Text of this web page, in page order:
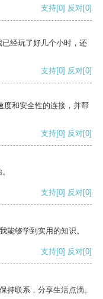
支持[0] 反对[0]
经玩了好几个小时，还
支持[0] 反对[0]
度和安全性的连接，并帮
支持[0] 反对[0]
支持[0] 反对[0]
能够学到实用的知识。
支持[0] 反对[0]
持联系，分享生活点滴。